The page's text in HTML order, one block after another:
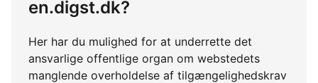
en.digst.dk?
Her har du mulighed for at underrette det
ansvarlige offentlige organ om webstedets
manglende overholdelse af tilgængelighedskrav